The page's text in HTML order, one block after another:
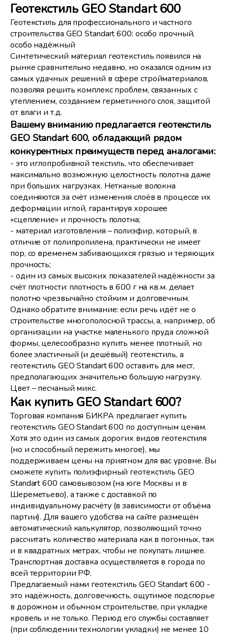
Геотекстиль GEO Standart 600
Геотекстиль для профессионального и частного
строительства GEO Standart 600: особо прочный,
особо надёжный
Синтетический материал геотекстиль появился на
рынке сравнительно недавно, но оказался одним из
самых удачных решений в сфере стройматериалов,
позволяя решить комплекс проблем, связанных с
утеплением, созданием герметичного слоя, защитой
от влаги и т.д.
Вашему вниманию предлагается геотекстиль
GEO Standart 600, обладающий рядом
конкурентных преимуществ перед аналогами:
- это иглопробивной текстиль, что обеспечивает
максимально возможную целостность полотна даже
при больших нагрузках. Нетканые волокна
соединяются за счёт изменения слоёв в процессе их
деформации иглой, гарантируя хорошее
«сцепление» и прочность полотна;
- материал изготовления – полиэфир, который, в
отличие от полипропилена, практически не имеет
пор, со временем забивающихся грязью и теряющих
прочность;
- один из самых высоких показателей надёжности за
счёт плотности: плотность в 600 г на кв.м. делает
полотно чрезвычайно стойким и долговечным.
Однако обратите внимание: если речь идёт не о
строительстве многополосной трассы, а, например, об
организации на участке маленького пруда сложной
формы, целесообразно купить менее плотный, но
более эластичный (и дешёвый) геотекстиль, а
геотекстиль GEO Standart 600 оставить для мест,
предполагающих значительно большую нагрузку.
Цвет – песчаный микс.
Как купить GEO Standart 600?
Торговая компания БИКРА предлагает купить
геотекстиль GEO Standart 600 по доступным ценам.
Хотя это один из самых дорогих видов геотекстиля
(но и способный пережить многое), мы
поддерживаем цены на приятном для вас уровне. Вы
сможете купить полиэфирный геотекстиль GEO
Standart 600 самовывозом (на юге Москвы и в
Шереметьево), а также с доставкой по
индивидуальному расчёту (в зависимости от объёма
партии). Для вашего удобства на сайте размещён
автоматический калькулятор, позволяющий точно
рассчитать количество материала как в погонных, так
и в квадратных метрах, чтобы не покупать лишнее.
Транспортная доставка осуществляется в города по
всей территории РФ.
Предлагаемый нами геотекстиль GEO Standart 600 -
это надёжность, долговечность, ощутимое подспорье
в дорожном и обычном строительстве, при укладке
кровель и не только. Период его службы составляет
(при соблюдении технологии укладки) не менее 10